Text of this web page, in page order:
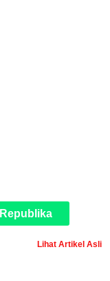
Lihat Artikel Asli